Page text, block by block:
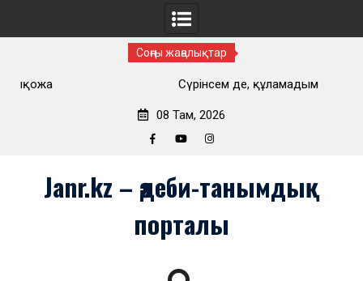
Соңғы жаңалықтар
Сүрінсем де, құламадым
08 Там, 2026
Janr.kz – әдеби-танымдық
порталы